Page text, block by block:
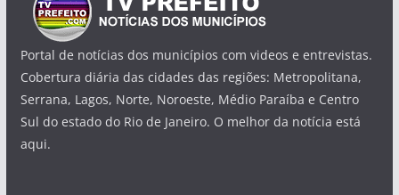
Portal de notícias dos municípios com videos e entrevistas.
Cobertura diária das cidades das regiões: Metropolitana,
Serrana, Lagos, Norte, Noroeste, Médio Paraíba e Centro
Sul do estado do Rio de Janeiro. O melhor da notícia está
aqui.